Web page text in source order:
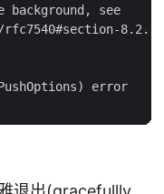
background, see
8.2.
error